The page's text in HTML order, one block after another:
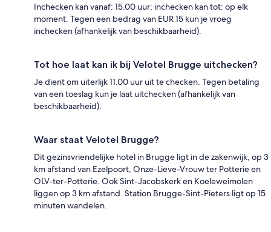
Inchecken kan vanaf: 15.00 uur; inchecken kan tot: op elk
moment. Tegen een bedrag van EUR 15 kun je vroeg
inchecken (afhankelijk van beschikbaarheid).
Tot hoe laat kan ik bij Velotel Brugge uitchecken?
Je dient om uiterlijk 11.00 uur uit te checken. Tegen betaling
van een toeslag kun je laat uitchecken (afhankelijk van
beschikbaarheid).
Waar staat Velotel Brugge?
Dit gezinsvriendelijke hotel in Brugge ligt in de zakenwijk, op 3
km afstand van Ezelpoort, Onze-Lieve-Vrouw ter Potterie en
OLV-ter-Potterie. Ook Sint-Jacobskerk en Koeleweimolen
liggen op 3 km afstand. Station Brugge-Sint-Pieters ligt op 15
minuten wandelen.